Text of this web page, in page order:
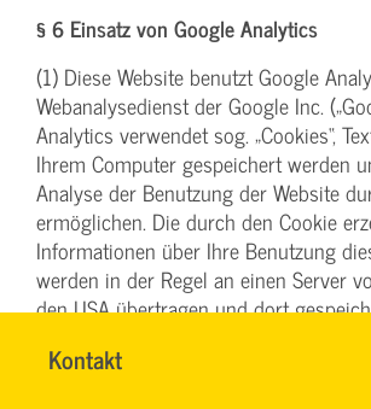
Kontakt
TEAM
Name*
§ 6 Einsatz von Google Analytics
(1) Diese Website benutzt Google
Webanalysedienst der Google Inc.
Analytics verwendet sog. „Cookies“,
Ihrem Computer gespeichert werden
Analyse der Benutzung der Website
ermöglichen. Die durch den Cookie
Informationen über Ihre Benutzung
werden in der Regel an einen Server
den USA übertragen und dort
unter Abs. 4) auf dieser Website, wird